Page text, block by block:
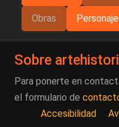
Obras
Sobre
Para ponerte en
el formulario de
Accesibilidad